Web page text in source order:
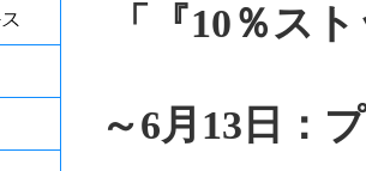
「『10％ス
～6月13日：